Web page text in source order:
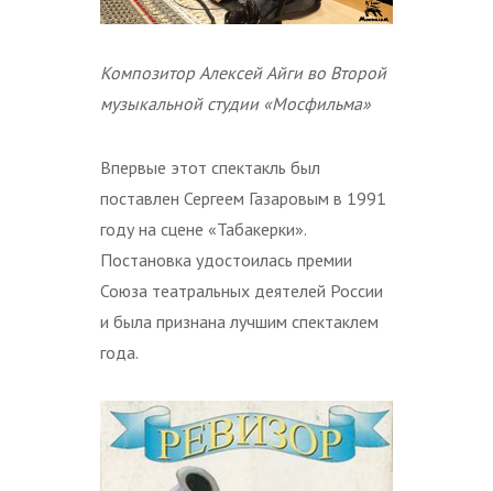
Композитор Алексей Айги во Второй
музыкальной студии «Мосфильма»
Впервые этот спектакль был
поставлен Сергеем Газаровым в 1991
году на сцене «Табакерки».
Постановка удостоилась премии
Союза театральных деятелей России
и была признана лучшим спектаклем
года.